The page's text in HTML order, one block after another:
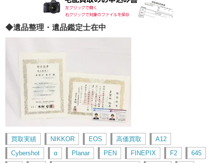
◆遺品整理・遺品鑑定士在中
買取実績 NIKKOR EOS 高価買取
A12
Cybershot
α Planar PEN FINEPIX F2
645